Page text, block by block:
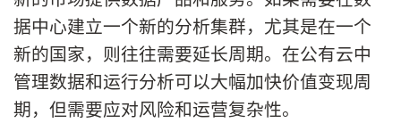
据中心建立一个新的分析集群，尤其是在一个
新的国家，则往往需要延长周期。在公有云中
管理数据和运行分析可以大幅加快价值变现周
期，但需要应对风险和运营复杂性。